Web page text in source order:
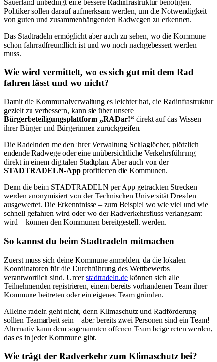
Sauerland unbedingt eine bessere Radinfrastruktur benötigen.
Politiker sollen darauf aufmerksam werden, um die Notwendigkeit
von guten und zusammenhängenden Radwegen zu erkennen.
Das Stadtradeln ermöglicht aber auch zu sehen, wo die Kommune
schon fahrradfreundlich ist und wo noch nachgebessert werden
muss.
Wie wird vermittelt, wo es sich gut mit dem Rad
fahren lässt und wo nicht?
Damit die Kommunalverwaltung es leichter hat, die Radinfrastruktur
gezielt zu verbessern, kann sie über unsere
Bürgerbeteiligungsplattform „RADar!“ direkt auf das Wissen
ihrer Bürger und Bürgerinnen zurückgreifen.
Die Radelnden melden ihrer Verwaltung Schlaglöcher, plötzlich
endende Radwege oder eine unübersichtliche Verkehrsführung
direkt in einem digitalen Stadtplan. Aber auch von der
STADTRADELN-App profitierten die Kommunen.
Denn die beim STADTRADELN per App getrackten Strecken
werden anonymisiert von der Technischen Universität Dresden
ausgewertet. Die Erkenntnisse – zum Beispiel wo wie viel und wie
schnell gefahren wird oder wo der Radverkehrsfluss verlangsamt
wird – können den Kommunen bereitgestellt werden.
So kannst du beim Stadtradeln mitmachen
Zuerst muss sich deine Kommune anmelden, da die lokalen
Koordinatoren für die Durchführung des Wettbewerbs
verantwortlich sind. Unterstadtradeln.de können sich alle
Teilnehmenden registrieren, einem bereits vorhandenen Team ihrer
Kommune beitreten oder ein eigenes Team gründen.
Alleine radeln geht nicht, denn Klimaschutz und Radförderung
sollten Teamarbeit sein – aber bereits zwei Personen sind ein Team!
Alternativ kann dem sogenannten offenen Team beigetreten werden,
das es in jeder Kommune gibt.
Wie trägt der Radverkehr zum Klimaschutz bei?